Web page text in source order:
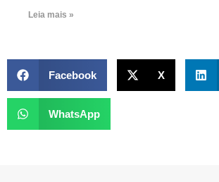
Leia mais »
Facebook X
WhatsApp